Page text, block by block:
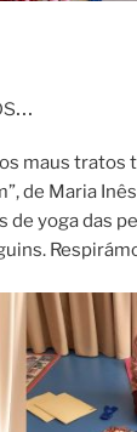
maus tratos
de Maria
de yoga das